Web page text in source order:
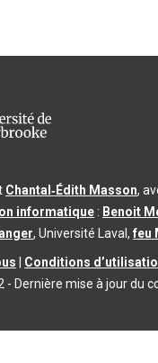
Chantal‑Édith Masson,
informatique : Benoit
, Université Laval,feu
Conditions
- Dernière mise à jour du